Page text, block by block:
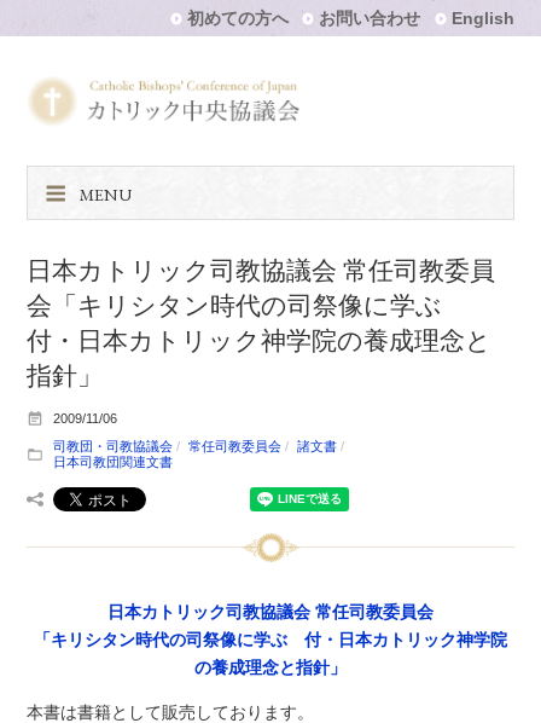
初めての方へ お問い合わせ English
MENU
日本カトリック司教協議会 常任司教委員
会「キリシタン時代の司祭像に学ぶ
付・日本カトリック神学院の養成理念と
指針」
2009/11/06
司教団・司教協議会
常任司教委員会
諸文書
日本司教団関連文書
日本カトリック司教協議会 常任司教委員会
「キリシタン時代の司祭像に学ぶ 付・日本カトリック神学院
の養成理念と指針」
本書は書籍として販売しております。